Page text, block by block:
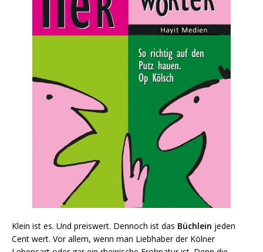
Klein ist es. Und preiswert. Dennoch ist das Büchlein jeden
Cent wert. Vor allem, wenn man Liebhaber der Kölner